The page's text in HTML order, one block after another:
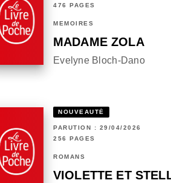
476 PAGES
MÉMOIRES
MADAME ZOLA
Evelyne Bloch-Dano
NOUVEAUTÉ
PARUTION : 29/04/2026
256 PAGES
ROMANS
VIOLETTE ET